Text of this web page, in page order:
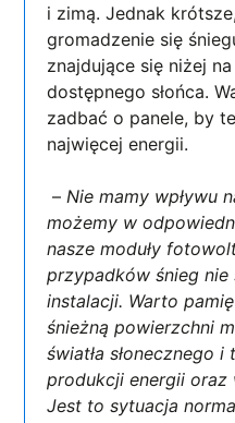
i zimą. Jednak
gromadzenie się
znajdujące się niżej
dostępnego słońca.
zadbać o panele, by
najwięcej energii.
– Nie mamy wpływu
możemy w
nasze moduły
przypadków śnieg
instalacji. Warto
śnieżną powierzchni
światła słonecznego
produkcji energii oraz
Jest to sytuacja